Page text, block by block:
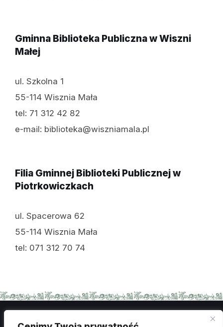
Gminna Biblioteka Publiczna w Wiszni
Małej
ul. Szkolna 1
55-114 Wisznia Mała
tel: 71 312 42 82
e-mail: biblioteka@wiszniamala.pl
Filia Gminnej Biblioteki Publicznej w
Piotrkowiczkach
ul. Spacerowa 62
55-114 Wisznia Mała
tel: 071 312 70 74